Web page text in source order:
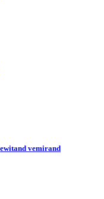
vemirand